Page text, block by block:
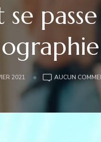
2021 AUCUN